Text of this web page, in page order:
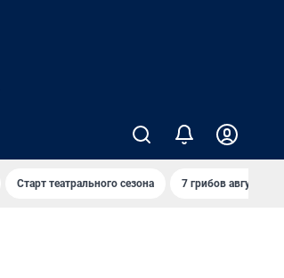
Старт театрального сезона 7 грибов августа